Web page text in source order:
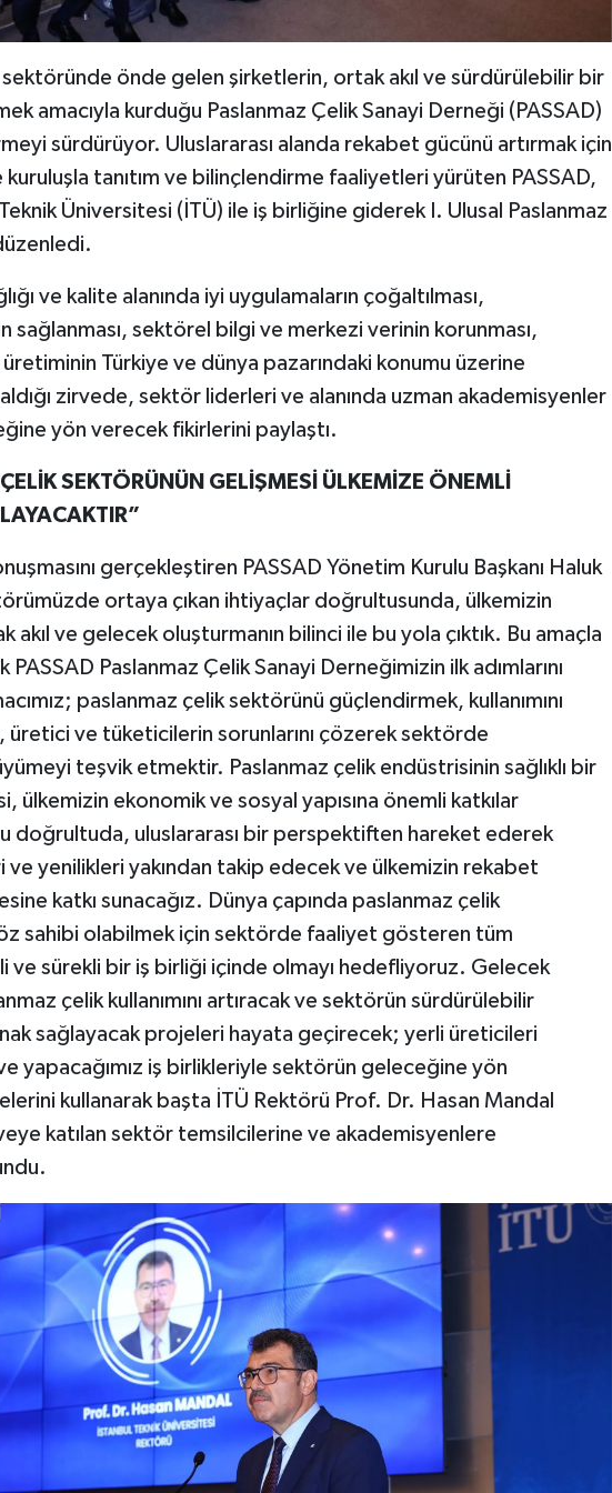
sektöründe önde gelen şirketlerin, ortak akıl ve sürdürülebilir bir
amacıyla kurduğu Paslanmaz Çelik Sanayi Derneği (PASSAD)
sürdürüyor. Uluslararası alanda rekabet gücünü artırmak için
kuruluşla tanıtım ve bilinçlendirme faaliyetleri yürüten PASSAD,
Üniversitesi (İTÜ) ile iş birliğine giderek I. Ulusal Paslanmaz
ve kalite alanında iyi uygulamaların çoğaltılması,
sağlanması, sektörel bilgi ve merkezi verinin korunması,
Türkiye ve dünya pazarındaki konumu üzerine
zirvede, sektör liderleri ve alanında uzman akademisyenler
yön verecek fikirlerini paylaştı.
SEKTÖRÜNÜN GELİŞMESİ ÜLKEMİZE ÖNEMLİ
gerçekleştiren PASSAD Yönetim Kurulu Başkanı Haluk
ortaya çıkan ihtiyaçlar doğrultusunda, ülkemizin
akıl ve gelecek oluşturmanın bilinci ile bu yola çıktık. Bu amaçla
PASSAD Paslanmaz Çelik Sanayi Derneğimizin ilk adımlarını
paslanmaz çelik sektörünü güçlendirmek, kullanımını
üretici ve tüketicilerin sorunlarını çözerek sektörde
teşvik etmektir. Paslanmaz çelik endüstrisinin sağlıklı bir
ülkemizin ekonomik ve sosyal yapısına önemli katkılar
doğrultuda, uluslararası bir perspektiften hareket ederek
ve yenilikleri yakından takip edecek ve ülkemizin rekabet
katkı sunacağız. Dünya çapında paslanmaz çelik
sahibi olabilmek için sektörde faaliyet gösteren tüm
ve sürekli bir iş birliği içinde olmayı hedefliyoruz. Gelecek
çelik kullanımını artıracak ve sektörün sürdürülebilir
sağlayacak projeleri hayata geçirecek; yerli üreticileri
yapacağımız iş birlikleriyle sektörün geleceğine yön
kullanarak başta İTÜ Rektörü Prof. Dr. Hasan Mandal
katılan sektör temsilcilerine ve akademisyenlere